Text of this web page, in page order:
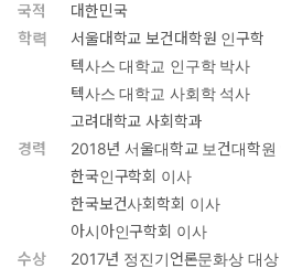
국적
대한민국
학력
서울대학교 보건대학원 인구학
텍사스 대학교 인구학 박사
텍사스 대학교 사회학 석사
고려대학교 사회학과
경력
2018년 서울대학교 보건대학
한국인구학회 이사
한국보건사회학회 이사
아시아인구학회 이사
수상
2017년 정진기언론문화상 대상